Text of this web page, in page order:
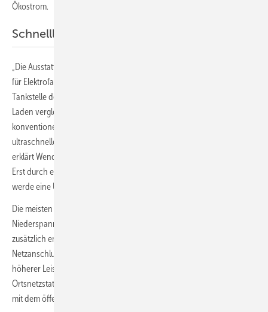
Ökostrom.
Schnellladen mit bis zu 350 Kilowatt
„Die Ausstattung unserer Stationen mit Ultraschnellladeinfrastruktur
für Elektrofahrzeuge ist ein Baustein für die Gestaltung der Aral
Tankstelle der Zukunft“, sagt Patrick Wendeler, Aral-Vorstand. „Um das
Laden vergleichbar schnell wie das Auftanken von Fahrzeugen mit
konventionellen Kraftstoffen zu machen, investieren wir in
ultraschnelle Ladesäulen mit einer Leistung von bis zu 350 Kilowatt“,
erklärt Wendeler weiter. Doch mit Ladesäulen allein sei es nicht getan:
Erst durch einen leistungsfähigen und zuverlässigen Netzanschluss
werde eine Umrüstung möglich.
Die meisten Tankstellen verfügen aktuell nur über einen
Niederspannungsanschluss. Um den durch die Schnellladesäulen
zusätzlich entstehenden Strombedarf decken zu können, muss der
Netzanschluss auf einen Mittelspannungsanschluss mit sehr viel
höherer Leistung aufgerüstet werden. Dies geschieht mit Hilfe der
Ortsnetzstationen. Sie verbinden die Ladeinfrastruktur der Tankstellen
mit dem öffentlichen Stromnetz.